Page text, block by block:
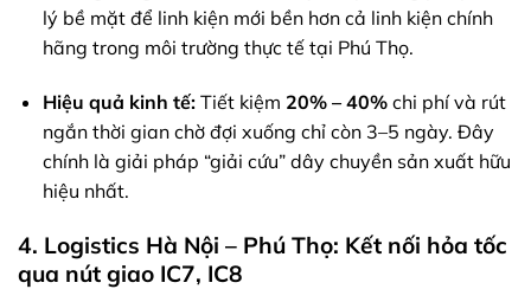
lý bề mặt để linh kiện mới bền hơn cả linh kiện chính
hãng trong môi trường thực tế tại Phú Thọ.
Hiệu quả kinh tế:Tiết kiệm 20% – 40%chi phí và rút
ngắn thời gian chờ đợi xuống chỉ còn 3–5 ngày. Đây
chính là giải pháp “giải cứu” dây chuyền sản xuất hữu
hiệu nhất.
4. Logistics Hà Nội – Phú Thọ: Kết nối hỏa tốc
qua nút giao IC7, IC8